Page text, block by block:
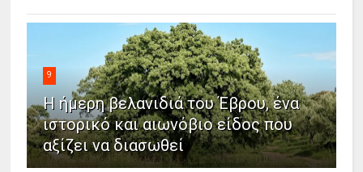
9
Η ήμερη βελανιδιά του Έβρου, ένα
ιστορικό και αιωνόβιο είδος που
αξίζει να διασωθεί